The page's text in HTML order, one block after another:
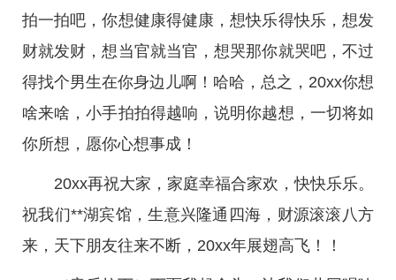
拍一拍吧，你想健康得健康，想快乐得快乐，想发
财就发财，想当官就当官，想哭那你就哭吧，不过
得找个男生在你身边儿啊！哈哈，总之，20xx你想
啥来啥，小手拍拍得越响，说明你越想，一切将如
你所想，愿你心想事成！
20xx再祝大家，家庭幸福合家欢，快快乐乐。
祝我们**湖宾馆，生意兴隆通四海，财源滚滚八方
来，天下朋友往来不断，20xx年展翅高飞！！